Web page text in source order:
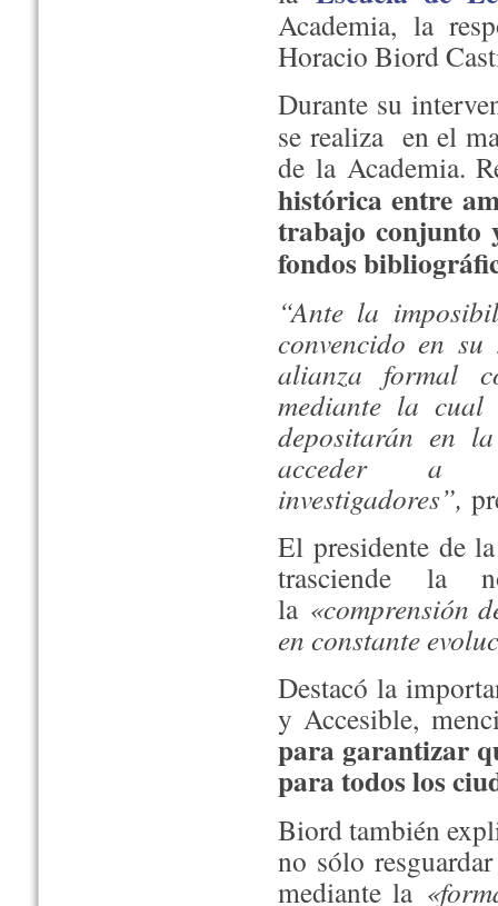
Academia, la
Horacio Biord
Durante su
se realiza en el
de la Academia.
histórica entre
trabajo conjunto
fondos
“Ante la
convencido en su
alianza formal
mediante la
depositarán en
acceder a
investigadores”,
El presidente de
trasciende la
la «comprensión
en constante
Destacó la
y Accesible,
para garantizar
para todos los
Biord también
no sólo
mediante la